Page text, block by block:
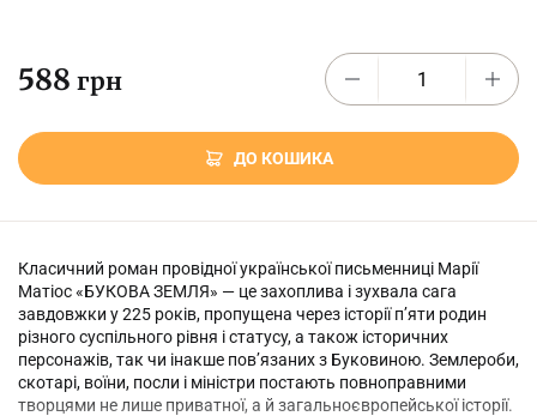
588 грн
ДО КОШИКА
Класичний роман провідної української письменниці Марії
Матіос «БУКОВА ЗЕМЛЯ» — це захоплива і зухвала сага
завдовжки у 225 років, пропущена через історії п’яти родин
різного суспільного рівня і статусу, а також історичних
персонажів, так чи інакше пов’язаних з Буковиною. Землероби,
скотарі, воїни, посли і міністри постають повноправними
творцями не лише приватної, а й загальноєвропейської історії.